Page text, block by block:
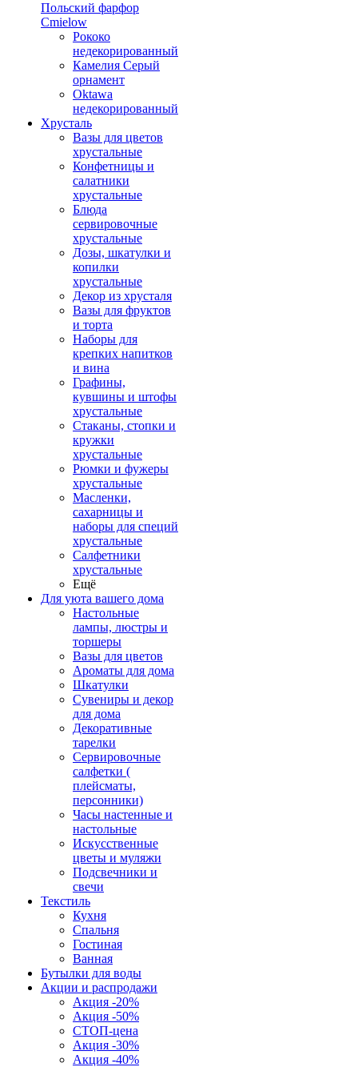
Польский фарфор
Сmielow
Рококо
недекорированный
Камелия Серый
орнамент
Oktawa
недекорированный
Хрусталь
Вазы для цветов
хрустальные
Конфетницы и
салатники
хрустальные
Блюда
сервировочные
хрустальные
Дозы, шкатулки и
копилки
хрустальные
Декор из хрусталя
Вазы для фруктов
и торта
Наборы для
крепких напитков
и вина
Графины,
кувшины и штофы
хрустальные
Стаканы, стопки и
кружки
хрустальные
Рюмки и фужеры
хрустальные
Масленки,
сахарницы и
наборы для специй
хрустальные
Салфетники
хрустальные
Ещё
Для уюта вашего дома
Настольные
лампы, люстры и
торшеры
Вазы для цветов
Ароматы для дома
Шкатулки
Сувениры и декор
для дома
Декоративные
тарелки
Сервировочные
салфетки (
плейсматы,
персонники)
Часы настенные и
настольные
Искусственные
цветы и муляжи
Подсвечники и
свечи
Текстиль
Кухня
Спальня
Гостиная
Ванная
Бутылки для воды
Акции и распродажи
Акция -20%
Акция -50%
СТОП-цена
Акция -30%
Акция -40%